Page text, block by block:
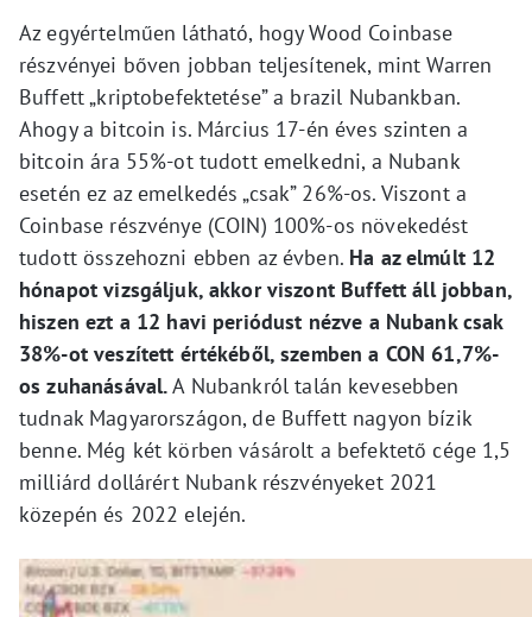
Az egyértelműen látható, hogy Wood Coinbase
részvényei bőven jobban teljesítenek, mint Warren
Buffett „kriptobefektetése” a brazil Nubankban.
Ahogy a bitcoin is. Március 17-én éves szinten a
bitcoin ára 55%-ot tudott emelkedni, a Nubank
esetén ez az emelkedés „csak” 26%-os. Viszont a
Coinbase részvénye (COIN) 100%-os növekedést
tudott összehozni ebben az évben. Ha az elmúlt 12
hónapot vizsgáljuk, akkor viszont Buffett áll jobban,
hiszen ezt a 12 havi periódust nézve a Nubank csak
38%-ot veszített értékéből, szemben a CON 61,7%-
os zuhanásával.A Nubankról talán kevesebben
tudnak Magyarországon, de Buffett nagyon bízik
benne. Még két körben vásárolt a befektető cége 1,5
milliárd dollárért Nubank részvényeket 2021
közepén és 2022 elején.